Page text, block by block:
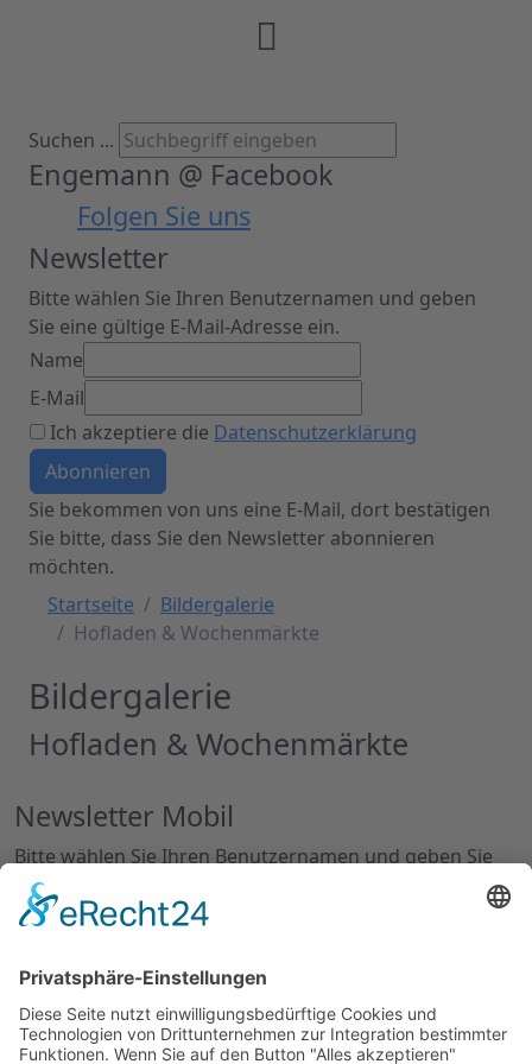
Suchen ...
Engemann @ Facebook
Folgen Sie uns
Newsletter
Bitte wählen Sie Ihren Benutzernamen und geben
Sie eine gültige E-Mail-Adresse ein.
Name
E-Mail
Ich akzeptiere die Datenschutzerklärung
Sie bekommen von uns eine E-Mail, dort bestätigen
Sie bitte, dass Sie den Newsletter abonnieren
möchten.
Startseite
Bildergalerie
Hofladen & Wochenmärkte
Bildergalerie
Hofladen & Wochenmärkte
Newsletter Mobil
Bitte wählen Sie Ihren Benutzernamen und geben Sie
eine gültige E-Mail-Adresse ein.
Name
Sie bekommen von uns eine Mail in der der Sie bitte